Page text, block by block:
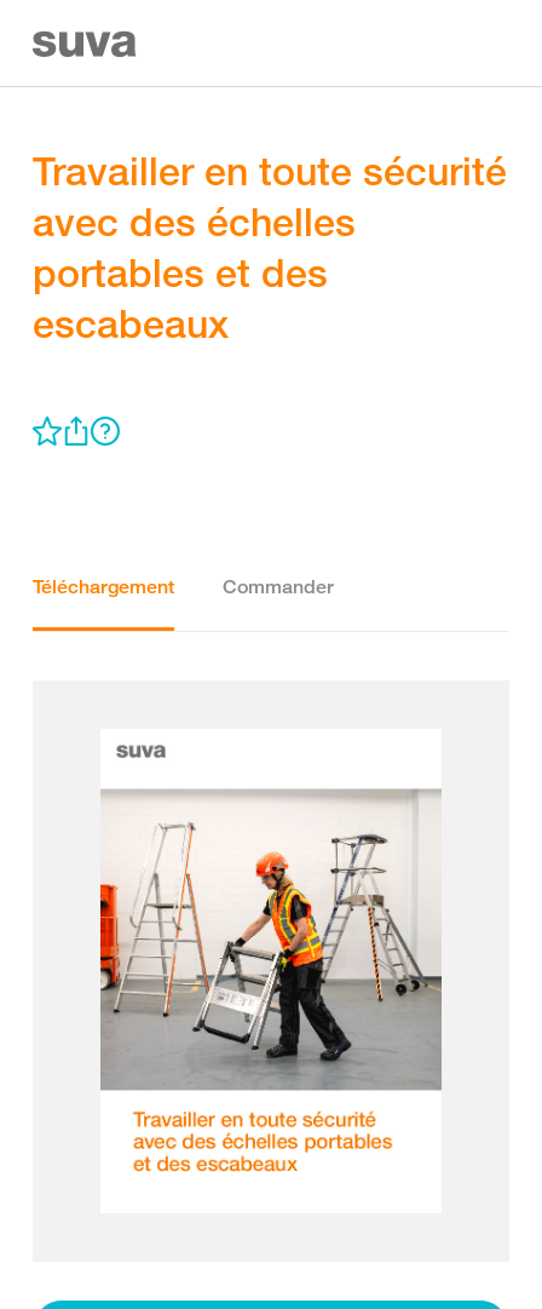
Travailler en toute sécurité
avec des échelles
portables et des
escabeaux
Téléchargement Commander